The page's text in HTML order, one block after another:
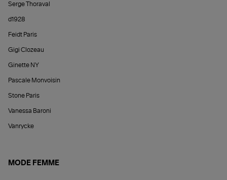
Serge Thoraval
d1928
Feidt Paris
Gigi Clozeau
Ginette NY
Pascale Monvoisin
Stone Paris
Vanessa Baroni
Vanrycke
MODE FEMME